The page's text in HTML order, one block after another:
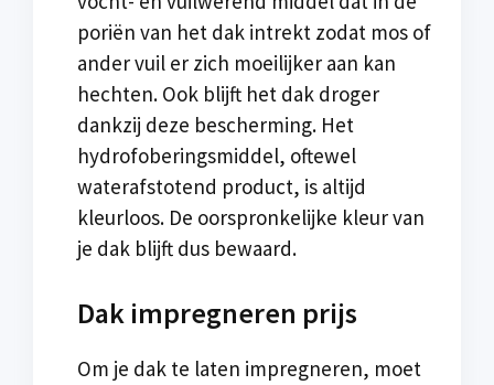
poriën van het dak intrekt zodat mos of
ander vuil er zich moeilijker aan kan
hechten. Ook blijft het dak droger
dankzij deze bescherming. Het
hydrofoberingsmiddel, oftewel
waterafstotend product, is altijd
kleurloos. De oorspronkelijke kleur van
je dak blijft dus bewaard.
Dak impregneren prijs
Om je dak te laten impregneren, moet